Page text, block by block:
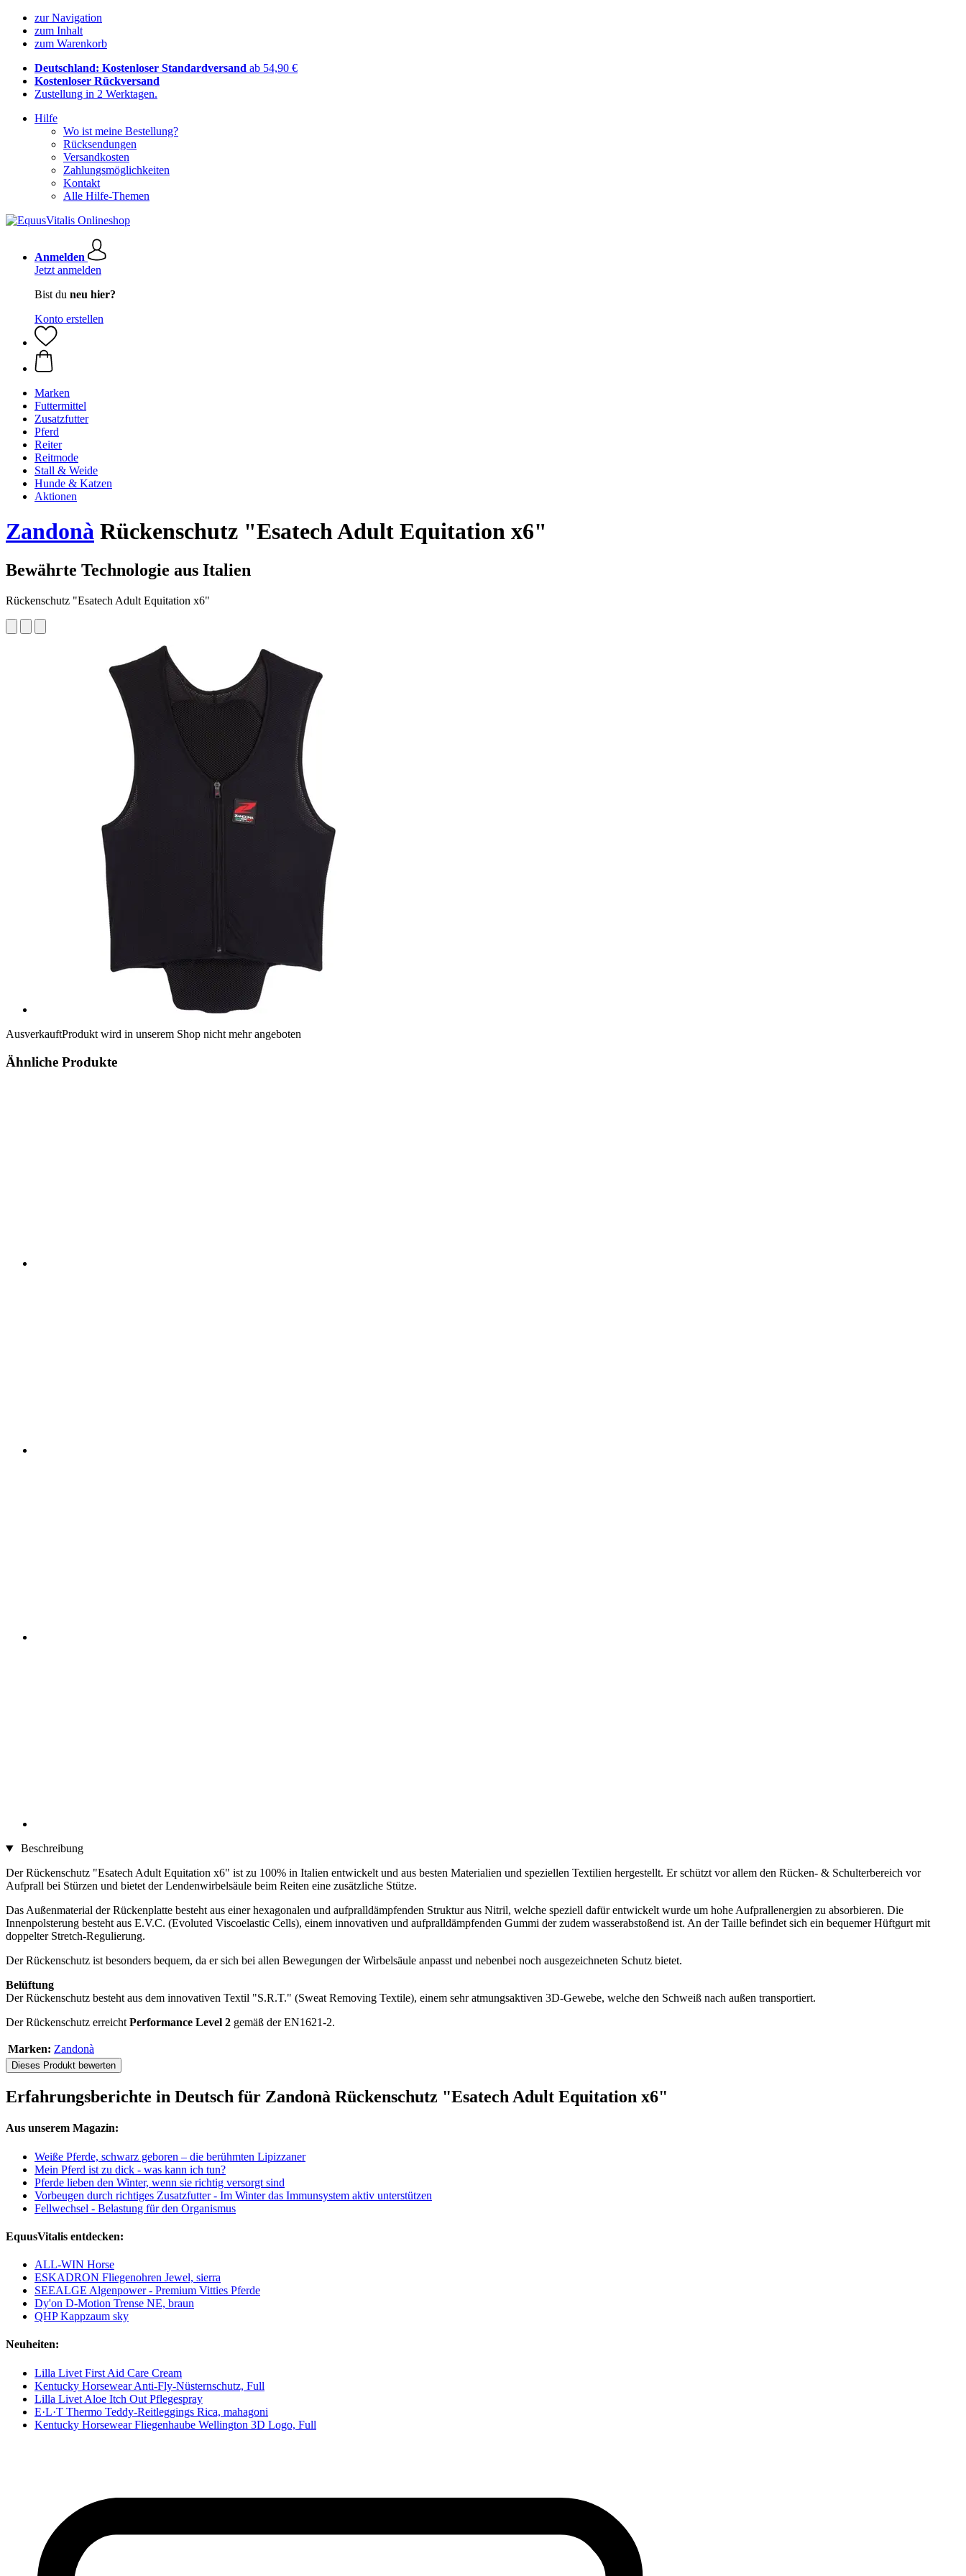
zur Navigation
zum Inhalt
zum Warenkorb
Deutschland: Kostenloser Standardversand ab 54,90 €
Kostenloser Rückversand
Zustellung in 2 Werktagen.
Hilfe
Wo ist meine Bestellung?
Rücksendungen
Versandkosten
Zahlungsmöglichkeiten
Kontakt
Alle Hilfe-Themen
Anmelden
Jetzt anmelden
Bist du neu hier?
Konto erstellen
Marken
Futtermittel
Zusatzfutter
Pferd
Reiter
Reitmode
Stall & Weide
Hunde & Katzen
Aktionen
Zandonà Rückenschutz "Esatech Adult Equitation x6"
Bewährte Technologie aus Italien
Rückenschutz "Esatech Adult Equitation x6"
AusverkauftProdukt wird in unserem Shop nicht mehr angeboten
Ähnliche Produkte
Beschreibung
Der Rückenschutz "Esatech Adult Equitation x6" ist zu 100% in Italien entwickelt und aus besten Materialien und speziellen Textilien hergestellt. Er schützt vor allem den Rücken- & Schulterbereich vor
Aufprall bei Stürzen und bietet der Lendenwirbelsäule beim Reiten eine zusätzliche Stütze.
Das Außenmaterial der Rückenplatte besteht aus einer hexagonalen und aufpralldämpfenden Struktur aus Nitril, welche speziell dafür entwickelt wurde um hohe Aufprallenergien zu absorbieren. Die
Innenpolsterung besteht aus E.V.C. (Evoluted Viscoelastic Cells), einem innovativen und aufpralldämpfenden Gummi der zudem wasserabstoßend ist. An der Taille befindet sich ein bequemer Hüftgurt mit
doppelter Stretch-Regulierung.
Der Rückenschutz ist besonders bequem, da er sich bei allen Bewegungen der Wirbelsäule anpasst und nebenbei noch ausgezeichneten Schutz bietet.
Belüftung
Der Rückenschutz besteht aus dem innovativen Textil "S.R.T." (Sweat Removing Textile), einem sehr atmungsaktiven 3D-Gewebe, welche den Schweiß nach außen transportiert.
Der Rückenschutz erreicht Performance Level 2 gemäß der EN1621-2.
Marken: Zandonà
Dieses Produkt bewerten
Erfahrungsberichte in Deutsch für Zandonà Rückenschutz "Esatech Adult Equitation x6"
Aus unserem Magazin:
Weiße Pferde, schwarz geboren – die berühmten Lipizzaner
Mein Pferd ist zu dick - was kann ich tun?
Pferde lieben den Winter, wenn sie richtig versorgt sind
Vorbeugen durch richtiges Zusatzfutter - Im Winter das Immunsystem aktiv unterstützen
Fellwechsel - Belastung für den Organismus
EquusVitalis entdecken:
ALL-WIN Horse
ESKADRON Fliegenohren Jewel, sierra
SEEALGE Algenpower - Premium Vitties Pferde
Dy'on D-Motion Trense NE, braun
QHP Kappzaum sky
Neuheiten:
Lilla Livet First Aid Care Cream
Kentucky Horsewear Anti-Fly-Nüsternschutz, Full
Lilla Livet Aloe Itch Out Pflegespray
E·L·T Thermo Teddy-Reitleggings Rica, mahagoni
Kentucky Horsewear Fliegenhaube Wellington 3D Logo, Full